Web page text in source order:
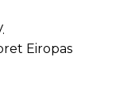
Eiropas